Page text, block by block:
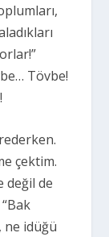
Tövbe!
çektim.
değil de
ne idüğü